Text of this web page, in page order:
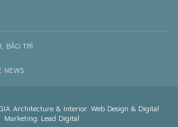
BẢO TRÌ
NEWS
Architecture & Interior. Web Design & Digital
Marketing: Lead Digital